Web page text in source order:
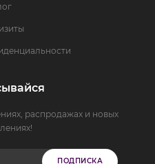
распродажах и новых
ПОДПИСКА